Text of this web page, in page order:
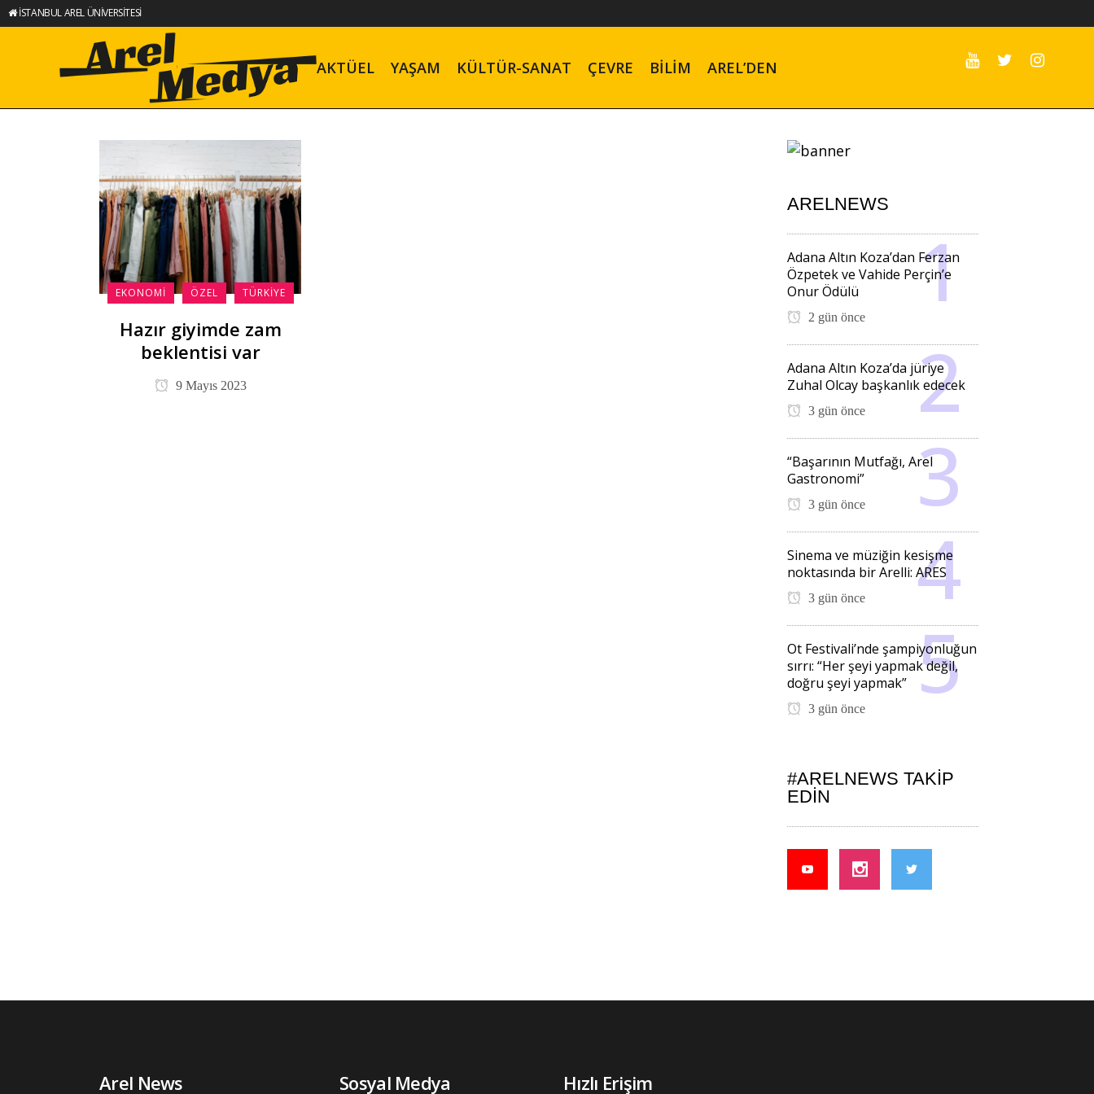
İSTANBUL AREL ÜNİVERSİTESİ
AKTÜEL YAŞAM KÜLTÜR-SANAT ÇEVRE BILIM AREL’DEN
EKONOMI ÖZEL TÜRKIYE
Hazır giyimde zam
beklentisi var
9 Mayıs 2023
ARELNEWS
Adana Altın Koza’dan Ferzan
Özpetek ve Vahide Perçin’e
Onur Ödülü
2 gün önce
Adana Altın Koza’da jüriye
Zuhal Olcay başkanlık edecek
3 gün önce
“Başarının Mutfağı, Arel
Gastronomi”
3 gün önce
Sinema ve müziğin kesişme
noktasında bir Arelli: ARES
3 gün önce
Ot Festivali’nde şampiyonluğun
sırrı: “Her şeyi yapmak değil,
doğru şeyi yapmak”
3 gün önce
#ARELNEWS TAKIP
EDIN
Arel News Sosyal Medya Hızlı Erişim